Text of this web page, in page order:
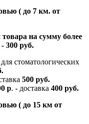
( до 7 км. от
на сумму более
300 руб.
для стоматологических
500 руб.
р. - доставка 400 руб.
( до 15 км от